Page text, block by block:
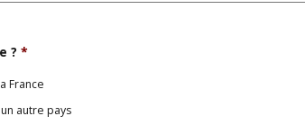
? *
France
autre pays